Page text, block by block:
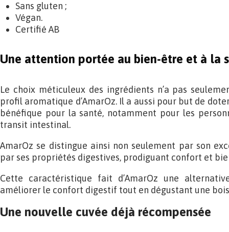
Sans gluten ;
Végan.
Certifié AB
Une attention portée au bien-être et à la
Le choix méticuleux des ingrédients n’a pas
profil aromatique d’AmarOz. Il a aussi pour but de
bénéfique pour la santé, notamment pour les
transit intestinal.
AmarOz se distingue ainsi non seulement par son
par ses propriétés digestives, prodiguant confort et
Cette caractéristique fait d’AmarOz une
améliorer le confort digestif tout en dégustant une
Une nouvelle cuvée déjà récompensée